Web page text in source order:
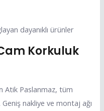
dayanıklı ürünler
Korkuluk
Atik Paslanmaz, tüm
nakliye ve montaj ağı